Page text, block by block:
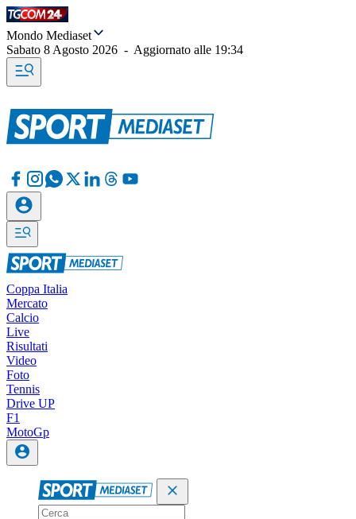
Mondo Mediaset
Sabato 8 Agosto 2026 - Aggiornato alle 19:34
Coppa Italia
Mercato
Calcio
Live
Risultati
Video
Foto
Tennis
Drive UP
F1
MotoGp